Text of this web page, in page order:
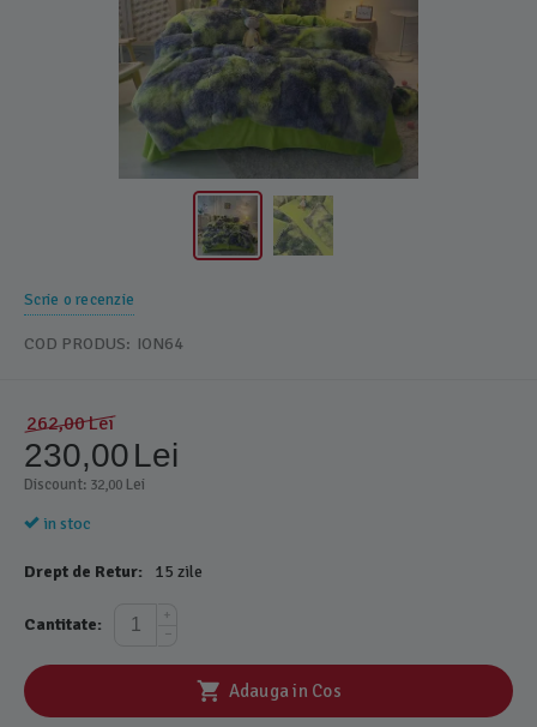
Scrie o recenzie
COD PRODUS: ION64
262,00Lei
230,00Lei
Discount: 32,00 Lei
in stoc
Drept de Retur: 15 zile
Cantitate:
+
−
Adauga in Cos